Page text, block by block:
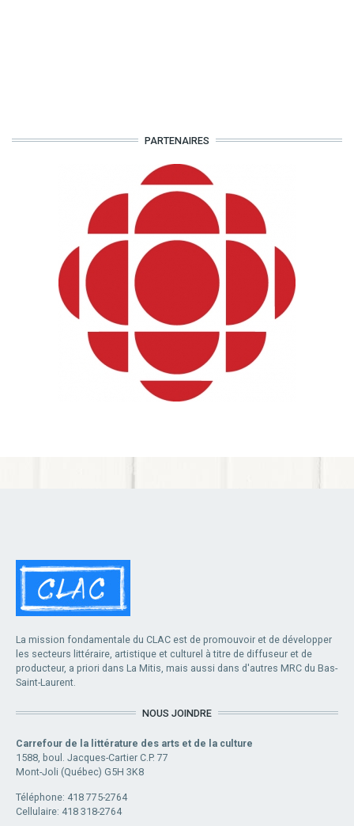
PARTENAIRES
La mission fondamentale du CLAC est de promouvoir et de développer
les secteurs littéraire, artistique et culturel à titre de diffuseur et de
producteur, a priori dans La Mitis, mais aussi dans d'autres MRC du Bas-
Saint-Laurent.
NOUS JOINDRE
Carrefour de la littérature des arts et de la culture
1588, boul. Jacques-Cartier C.P. 77
Mont-Joli (Québec) G5H 3K8
Téléphone: 418 775-2764
Cellulaire: 418 318-2764